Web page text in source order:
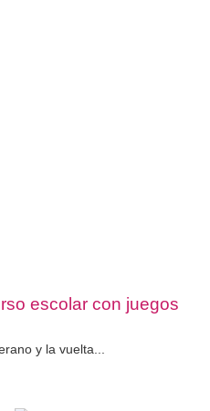
escolar con juegos
y la vuelta...